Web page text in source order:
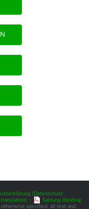
(Datenschutz-
-
Satzung (binding
specified, all text and